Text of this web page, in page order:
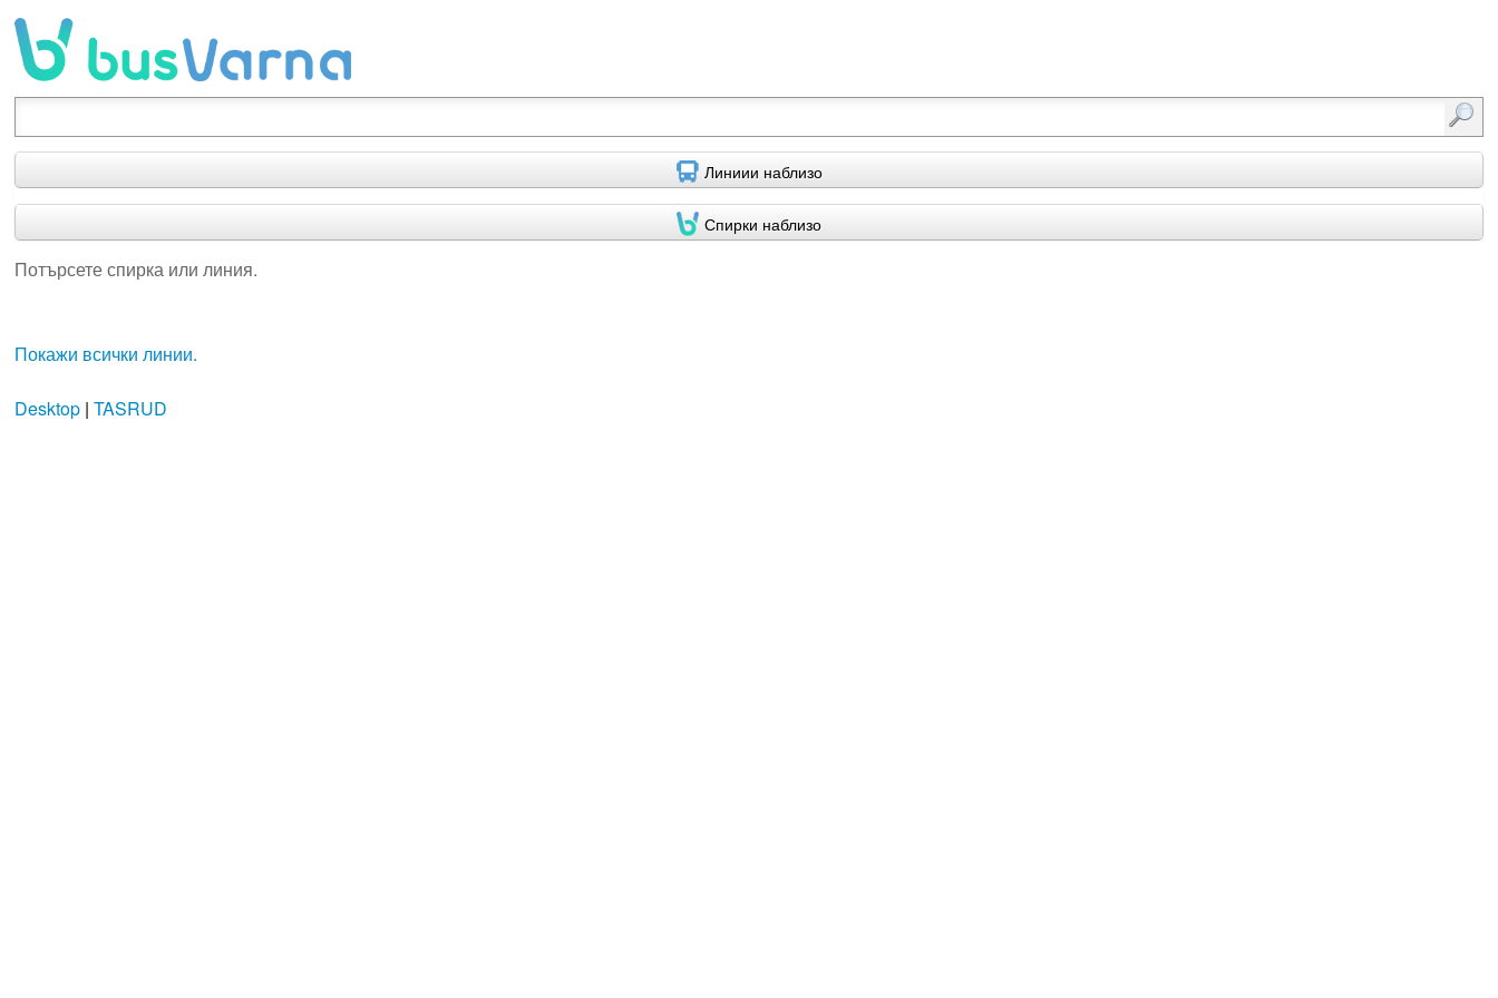
Линиии наблизо
Спирки наблизо
Потърсете спирка или линия.
Покажи всички линии.
Desktop| TASRUD